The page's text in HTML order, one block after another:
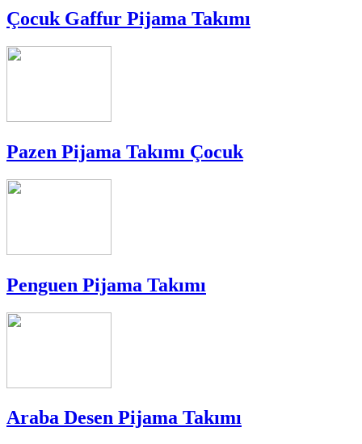
Çocuk Gaffur Pijama Takımı
Pazen Pijama Takımı Çocuk
Penguen Pijama Takımı
Araba Desen Pijama Takımı